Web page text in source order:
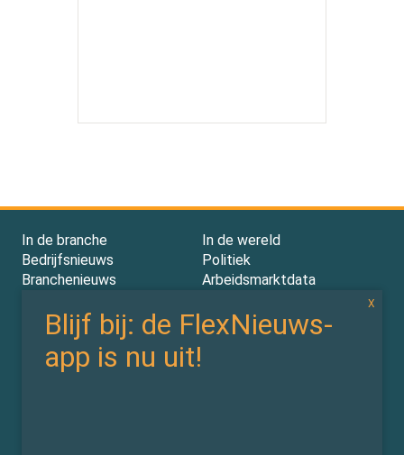
In de branche
Bedrijfsnieuws
Branchenieuws
In de wereld
Politiek
Arbeidsmarktdata
In de wet
Wetten & CAO’s
Compliance
In de cloud